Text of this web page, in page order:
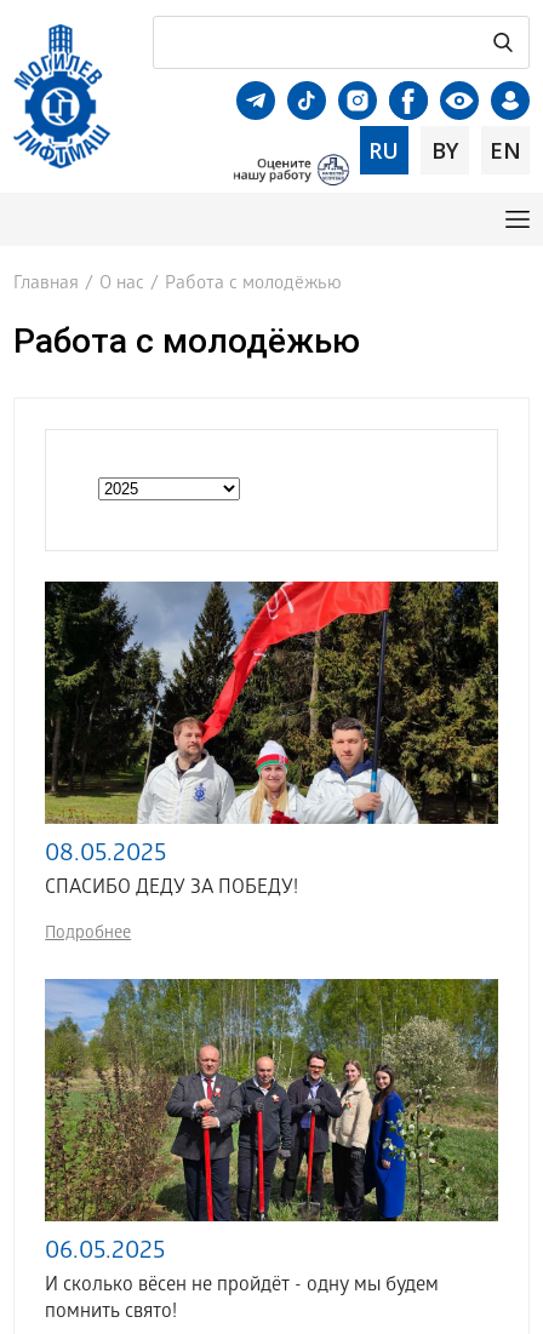
RU BY EN
Главная / О нас / Работа с молодёжью
Работа с молодёжью
08.05.2025
СПАСИБО ДЕДУ ЗА ПОБЕДУ!
Подробнее
06.05.2025
И сколько вёсен не пройдёт - одну мы будем
помнить свято!